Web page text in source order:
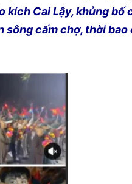
kích Cai Lậy, khủng
sông cấm chợ, thời